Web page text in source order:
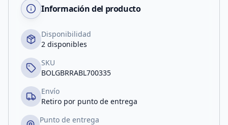
Información del producto
Disponibilidad
2 disponibles
SKU
BOLGBRRABL700335
Envío
Retiro por punto de entrega
Punto de entrega